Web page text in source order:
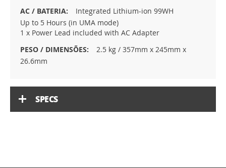
Integrated Lithium-ion 99WH
Up to 5 Hours (in UMA mode)
1 x Power Lead included with AC Adapter
2.5 kg / 357mm x 245mm x
26.6mm
SPECS